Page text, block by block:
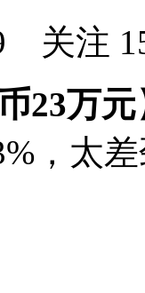
关注
23万元
，太